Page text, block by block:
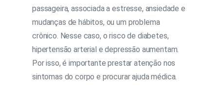
passageira, associada a estresse, ansiedade e
mudanças de hábitos, ou um problema
crônico. Nesse caso, o risco de diabetes,
hipertensão arterial e depressão aumentam.
Por isso, é importante prestar atenção nos
sintomas do corpo e procurar ajuda médica.